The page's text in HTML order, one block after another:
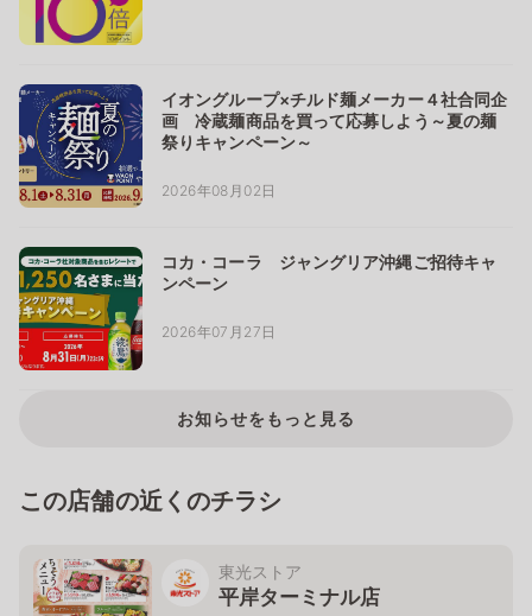
イオングループ×チルド麺メーカー４社合同企
画 冷蔵麺商品を買って応募しよう～夏の麺
祭りキャンペーン～
2026年08月02日
コカ・コーラ ジャングリア沖縄ご招待キャ
ンペーン
2026年07月27日
お知らせをもっと見る
この店舗の近くのチラシ
東光ストア
平岸ターミナル店